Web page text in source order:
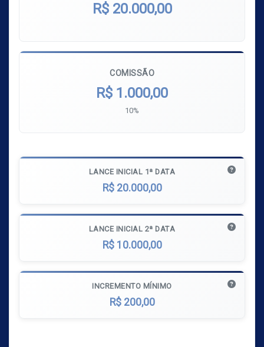
R$ 20.000,00
COMISSÃO
R$ 1.000,00
10%
LANCE INICIAL 1ª DATA
R$ 20.000,00
LANCE INICIAL 2ª DATA
R$ 10.000,00
INCREMENTO MÍNIMO
R$ 200,00